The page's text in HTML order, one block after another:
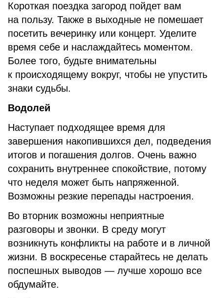
Короткая поездка загород пойдет вам
на пользу. Также в выходные не помешает
посетить вечеринку или концерт. Уделите
время себе и наслаждайтесь моментом.
Более того, будьте внимательны
к происходящему вокруг, чтобы не упустить
знаки судьбы.
Водолей
Наступает подходящее время для
завершения накопившихся дел, подведения
итогов и погашения долгов. Очень важно
сохранить внутреннее спокойствие, потому
что неделя может быть напряженной.
Возможны резкие перепады настроения.
Во вторник возможны неприятные
разговоры и звонки. В среду могут
возникнуть конфликты на работе и в личной
жизни. В воскресенье старайтесь не делать
поспешных выводов — лучше хорошо все
обдумайте.